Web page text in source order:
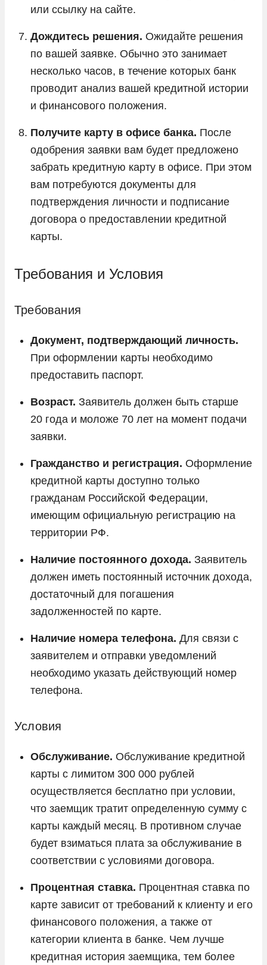
или ссылку на сайте.
Дождитесь решения. Ожидайте решения
по вашей заявке. Обычно это занимает
несколько часов, в течение которых банк
проводит анализ вашей кредитной истории
и финансового положения.
Получите карту в офисе банка. После
одобрения заявки вам будет предложено
забрать кредитную карту в офисе. При этом
вам потребуются документы для
подтверждения личности и подписание
договора о предоставлении кредитной
карты.
Требования и Условия
Требования
Документ, подтверждающий личность.
При оформлении карты необходимо
предоставить паспорт.
Возраст. Заявитель должен быть старше
20 года и моложе 70 лет на момент подачи
заявки.
Гражданство и регистрация. Оформление
кредитной карты доступно только
гражданам Российской Федерации,
имеющим официальную регистрацию на
территории РФ.
Наличие постоянного дохода. Заявитель
должен иметь постоянный источник дохода,
достаточный для погашения
задолженностей по карте.
Наличие номера телефона. Для связи с
заявителем и отправки уведомлений
необходимо указать действующий номер
телефона.
Условия
Обслуживание. Обслуживание кредитной
карты с лимитом 300 000 рублей
осуществляется бесплатно при условии,
что заемщик тратит определенную сумму с
карты каждый месяц. В противном случае
будет взиматься плата за обслуживание в
соответствии с условиями договора.
Процентная ставка. Процентная ставка по
карте зависит от требований к клиенту и его
финансового положения, а также от
категории клиента в банке. Чем лучше
кредитная история заемщика, тем более